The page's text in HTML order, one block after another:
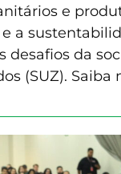
e
a
da
(SUZ). Saiba